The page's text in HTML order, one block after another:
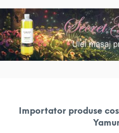
Importator produse